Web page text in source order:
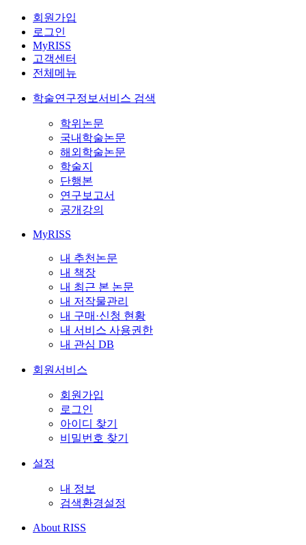
회원가입
로그인
MyRISS
고객센터
전체메뉴
학술연구정보서비스 검색
학위논문
국내학술논문
해외학술논문
학술지
단행본
연구보고서
공개강의
MyRISS
내 추천논문
내 책장
내 최근 본 논문
내 저작물관리
내 구매·신청 현황
내 서비스 사용권한
내 관심 DB
회원서비스
회원가입
로그인
아이디 찾기
비밀번호 찾기
설정
내 정보
검색환경설정
About RISS